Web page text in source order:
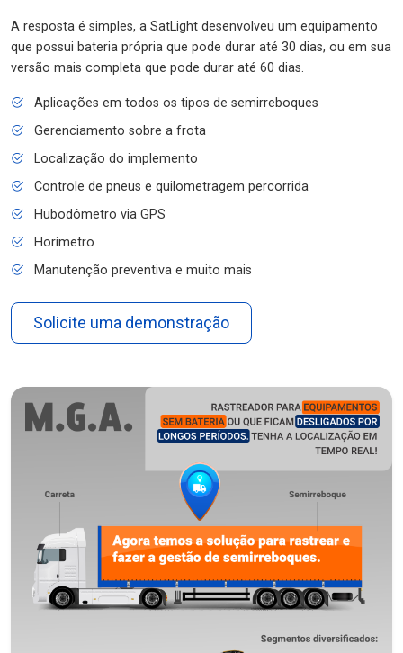
A resposta é simples, a SatLight desenvolveu um equipamento
que possui bateria própria que pode durar até 30 dias, ou em sua
versão mais completa que pode durar até 60 dias.
Aplicações em todos os tipos de semirreboques
Gerenciamento sobre a frota
Localização do implemento
Controle de pneus e quilometragem percorrida
Hubodômetro via GPS
Horímetro
Manutenção preventiva e muito mais
Solicite uma demonstração